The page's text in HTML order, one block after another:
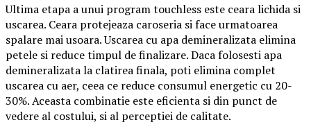
Ultima etapa a unui program touchless este ceara lichida si
uscarea. Ceara protejeaza caroseria si face urmatoarea
spalare mai usoara. Uscarea cu apa demineralizata elimina
petele si reduce timpul de finalizare. Daca folosesti apa
demineralizata la clatirea finala, poti elimina complet
uscarea cu aer, ceea ce reduce consumul energetic cu 20-
30%. Aceasta combinatie este eficienta si din punct de
vedere al costului, si al perceptiei de calitate.